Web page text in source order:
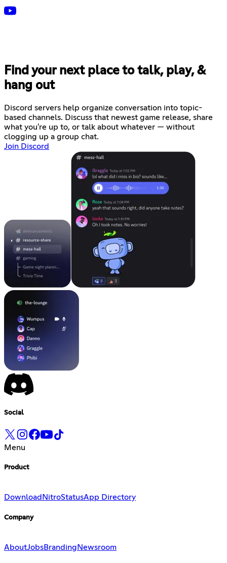
Find your next place to talk, play, &
hang out
Discord servers help organize conversation into topic-
based channels. Discuss that newest game release, share
what you're up to, or talk about whatever — without
clogging up a group chat.
Join Discord
Social
Menu
Product
Download NitroStatusApp Directory
Company
AboutJobsBranding Newsroom